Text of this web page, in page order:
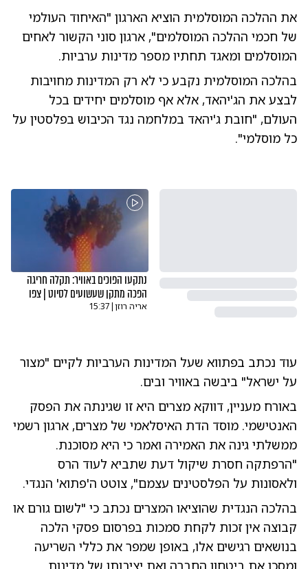
את ההלכה המוסלמית הוציא הארגון "האיחוד העולמי
של חכמי ההלכה המוסלמים", ארגון סוני הקשור לאחים
המוסלמים ומאגד תחתיו מספר מדינות ערביות.
בהלכה המוסלמית נקבע כי לא רק המדינות מחויבות
לבצע את הג'יהאד, אלא אף מוסלמים יחידים בכל
העולם, "חובת ג'יהאד במלחמה נגד הכיבוש בפלסטין על
כל מוסלמי".
נתקעו הפוכים באוויר: תקלה חריגה
הפכה מתקן שעשועים לסיוט | צפו
אריה רוזן|
15:37
עוד נכתב בפתווא שעל המדינות הערביות לקיים "מצור
על ישראל" ביבשה באוויר ובים.
באורח מעניין, דווקא מצרים היא זו שגינתה את הפסק
האנטישמי. מוסד הדת האיסלאמי של מצרים, ארגון רשמי
ממשלתי גינה את האמירה ואמר כי היא מסוכנת.
"הרפתקה חסרת שיקול דעת שתביא לעוד הרס
ולאסונות על הפלסטינים עצמם", צוטט ה'פתוא' הנגדי.
בהלכה הנגדית שהוציאו המצרים נכתב כי "לשום גורם או
קבוצה אין זכות לקחת סמכות בפרסום פסקי הלכה
בנושאים רגישים אלו, באופן שמפר את כללי השריעה